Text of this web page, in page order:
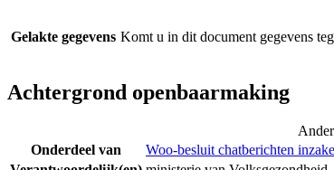
Gelakte gegevens Komt u in dit document gegevens
Achtergrond openbaarmaking
Onderdeel van
Woo-besluit chatberichten